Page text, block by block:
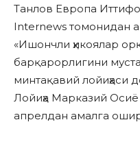
Танлов Европа
Internews томонидан
«Ишончли ҳикоялар
барқарорлигини
минтақавий лойиҳаси
Лойиҳа Марказий
апрелдан амалга